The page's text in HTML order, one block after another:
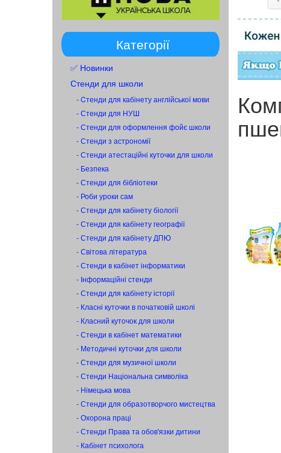
Категорії
✅ Новинки
Стенди для школи
- Cтенди для кабінету англійської мови
- Стенди для НУШ
- Стенди для оформлення фойє школи
- Стенди з астрономії
- Стенди атестаційні куточки для школи
- Безпека
- Стенди для бібліотеки
- Роби уроки сам
- Стенди для кабінету біології
- Стенди для кабінету географії
- Стенди для кабінету ДПЮ
- Світова література
- Стенди в кабінет інформатики
- Інформаційні стенди
- Стенди для кабінету історії
- Класні куточки в початковій школі
- Класний куточок для школи
- Стенди в кабінет математики
- Методичні куточки для школи
- Стенди для музичної школи
- Стенди Національна символіка
- Німецька мова
- Стенди для образотворчого мистецтва
- Охорона праці
- Стенди Права та обов'язки дитини
- Кабінет психолога